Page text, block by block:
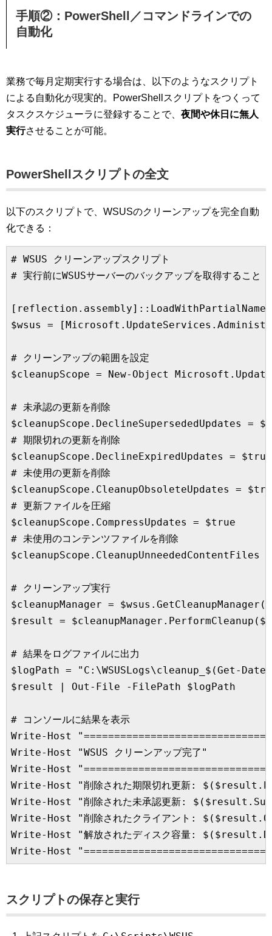
手順②：PowerShell／コマンドラインでの
自動化
業務で毎月定期実行する場合は、以下のようなスクリプト
による自動化が現実的。PowerShellスクリプトをつくって
タスクスケジューラに登録することで、 夜間や休日に無人
実行させることが可能。
PowerShellスクリプトの全文
以下のスクリプトで、WSUSのクリーンアップを完全自動
化できる：
# WSUS クリーンアップスクリプト
# 実行前にWSUSサーバーのバックアップを取得すること
$wsus =
# クリーンアップの範囲を設定
$cleanupScope = New-Object
# 未承認の更新を削除
$cleanupScope.DeclineSupersededUpdates =
# 期限切れの更新を削除
$cleanupScope.DeclineExpiredUpdates = $true
# 未使用の更新を削除
$cleanupScope.CleanupObsoleteUpdates =
# 更新ファイルを圧縮
$cleanupScope.CompressUpdates = $true
# 未使用のコンテンツファイルを削除
$cleanupScope.CleanupUnneededContentFiles
# クリーンアップ実行
$cleanupManager = $wsus.GetCleanupManager()
$result =
# 結果をログファイルに出力
$logPath = "C:\WSUSLogs\cleanup_$(Get-
$result | Out-File -FilePath $logPath
# コンソールに結果を表示
Write-Host
Write-Host "WSUS クリーンアップ完了"
Write-Host
Write-Host "削除された期限切れ更新:
Write-Host "削除された未承認更新:
Write-Host "削除されたクライアント:
Write-Host "解放されたディスク容量:
スクリプトの保存と実行